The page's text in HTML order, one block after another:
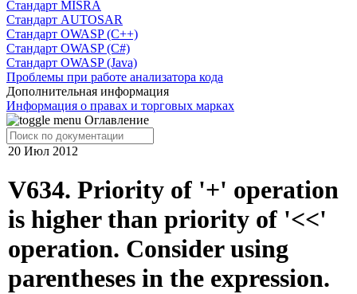
Cтандарт MISRA
Стандарт AUTOSAR
Стандарт OWASP (C++)
Стандарт OWASP (C#)
Стандарт OWASP (Java)
Проблемы при работе анализатора кода
Дополнительная информация
Информация о правах и торговых марках
Оглавление
20 Июл 2012
V634. Priority of '+' operation
is higher than priority of '<<'
operation. Consider using
parentheses in the expression.